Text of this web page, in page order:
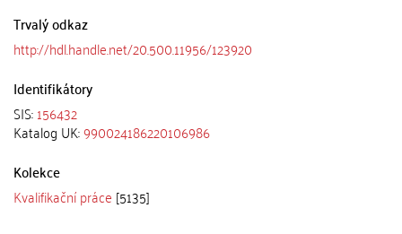
Trvalý odkaz
http://hdl.handle.net/20.500.11956/123920
Identifikátory
SIS:156432
Katalog UK:990024186220106986
Kolekce
Kvalifikační práce [5135]